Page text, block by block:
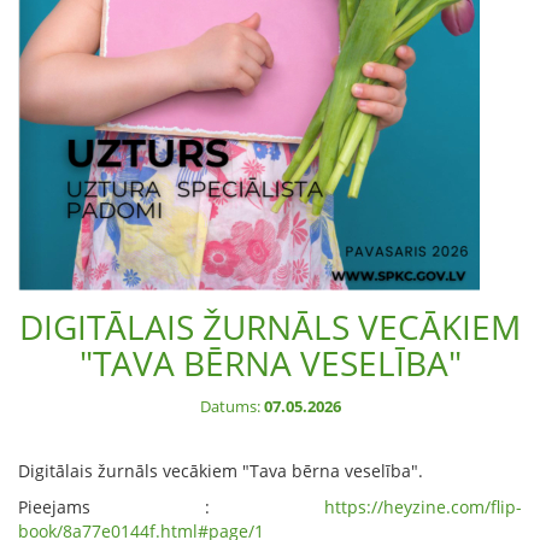
DIGITĀLAIS ŽURNĀLS VECĀKIEM
"TAVA BĒRNA VESELĪBA"
Datums:07.05.2026
Digitālais žurnāls vecākiem "Tava bērna veselība".
Pieejams : https://heyzine.com/flip-
book/8a77e0144f.html#page/1